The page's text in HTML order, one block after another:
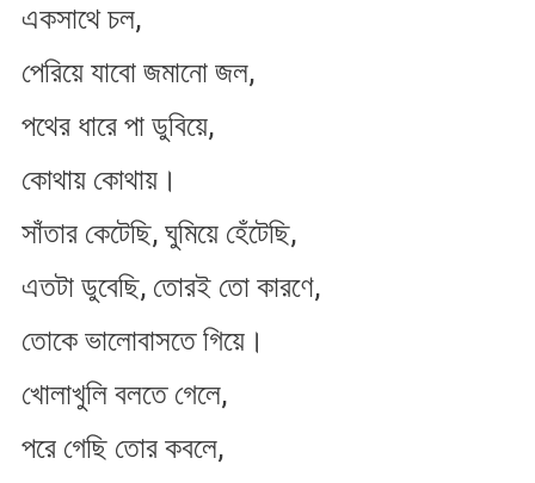
একসাথে চল,
পেরিয়ে যাবো জমানো জল,
পথের ধারে পা ডুবিয়ে,
কোথায় কোথায়।
সাঁতার কেটেছি, ঘুমিয়ে হেঁটেছি,
এতটা ডুবেছি, তোরই তো কারণে,
তোকে ভালোবাসতে গিয়ে।
খোলাখুলি বলতে গেলে,
পরে গেছি তোর কবলে,